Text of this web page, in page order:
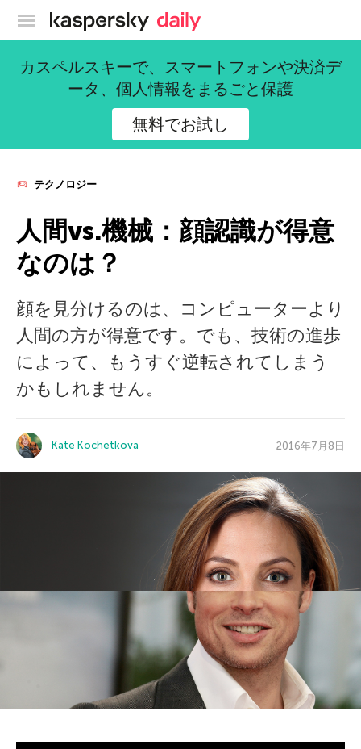
カスペルスキー公式ブログ
カスペルスキーで、スマートフォンや決済デ
ータ、個人情報をまるごと保護
無料でお試し
テクノロジー
人間vs.機械：顔認識が得意
なのは？
顔を見分けるのは、コンピューターより
人間の方が得意です。でも、技術の進歩
によって、もうすぐ逆転されてしまう
かもしれません。
Kate Kochetkova 2016年7月8日